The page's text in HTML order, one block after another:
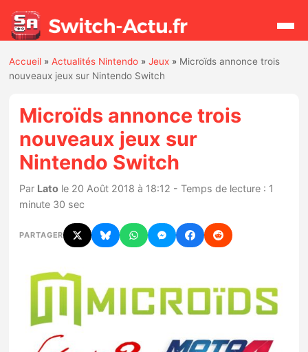
Actualités
Jeux
Hardware
Mises à jour
Nintendo Direct
Accueil »Actualités Nintendo »Jeux » Microïds annonce trois
nouveaux jeux sur Nintendo Switch
Microïds annonce trois
nouveaux jeux sur
Nintendo Switch
Par Lato le 20 Août 2018 à 18:12 - Temps de lecture : 1
minute 30 sec
PARTAGER